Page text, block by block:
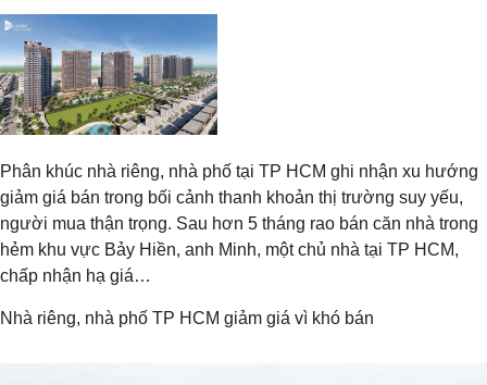
Phân khúc nhà riêng, nhà phố tại TP HCM ghi nhận xu hướng
giảm giá bán trong bối cảnh thanh khoản thị trường suy yếu,
người mua thận trọng. Sau hơn 5 tháng rao bán căn nhà trong
hẻm khu vực Bảy Hiền, anh Minh, một chủ nhà tại TP HCM,
chấp nhận hạ giá…
Nhà riêng, nhà phố TP HCM giảm giá vì khó bán